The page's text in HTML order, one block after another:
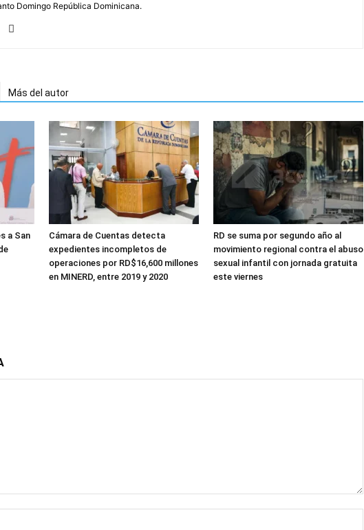
Domingo República Dominicana.
Más del autor
a San
Cámara de Cuentas detecta
expedientes incompletos de
operaciones por RD$16,600 millones
en MINERD, entre 2019 y 2020
RD se suma por segundo año al
movimiento regional contra el abuso
sexual infantil con jornada gratuita
este viernes